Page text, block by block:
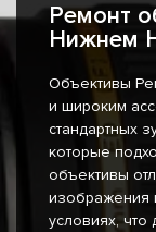
Ремонт
Нижнем
Объективы
и широким
стандартных
которые
объективы
изображения
условиях,